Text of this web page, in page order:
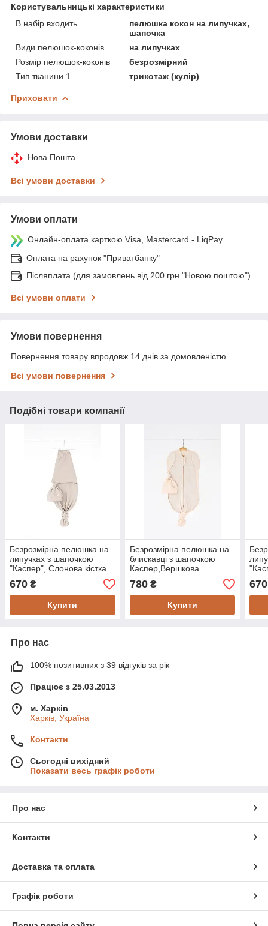
Користувальницькі характеристики
В набір входить
пелюшка кокон на липучках,
шапочка
Види пелюшок-коконів
на липучках
Розмір пелюшок-коконів
безрозмірний
Тип тканини 1
трикотаж (кулір)
Приховати
Умови доставки
Нова Пошта
Всі умови доставки
Умови оплати
Онлайн-оплата карткою Visa, Mastercard - LiqPay
Оплата на рахунок "Приватбанку"
Післяплата (для замовлень від 200 грн "Новою поштою")
Всі умови оплати
Умови повернення
Повернення товару впродовж 14 днів за домовленістю
Всі умови повернення
Подібні товари компанії
Безрозмірна пелюшка на
липучках з шапочкою
"Каспер", Слонова кістка
670 ₴
Купити
Безрозмірна пелюшка на
блискавці з шапочкою
Каспер,Вершкова
780₴
Купити
670
Про нас
100% позитивних з 39 відгуків за рік
Працює з 25.03.2013
м. Харків
Харків, Україна
Контакти
Сьогодні вихідний
Показати весь графік роботи
Про нас
Контакти
Доставка та оплата
Графік роботи